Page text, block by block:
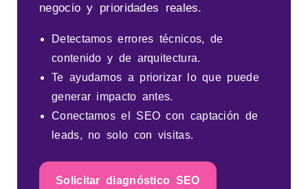
negocio y prioridades reales.
Detectamos errores técnicos, de
contenido y de arquitectura.
Te ayudamos a priorizar lo que puede
generar impacto antes.
Conectamos el SEO con captación de
leads, no solo con visitas.
Solicitar diagnóstico SEO